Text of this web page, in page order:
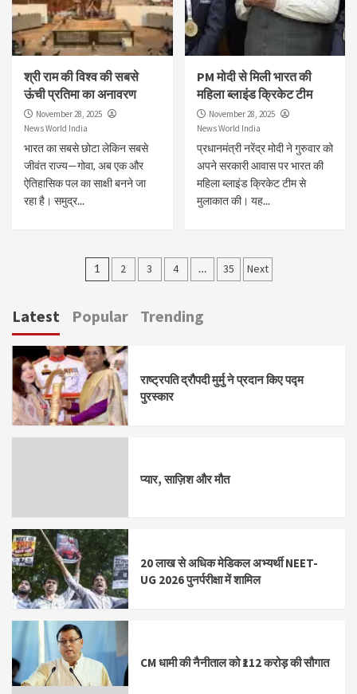
श्री राम की विश्व की सबसे
ऊंची प्रतिमा का अनावरण
November 28, 2025
News World India
भारत का सबसे छोटा लेकिन सबसे
जीवंत राज्य—गोवा, अब एक और
ऐतिहासिक पल का साक्षी बनने जा
रहा है। समुद्र...
PM मोदी से मिली भारत की
महिला ब्लाइंड क्रिकेट टीम
November 28, 2025
News World India
प्रधानमंत्री नरेंद्र मोदी ने गुरुवार को
अपने सरकारी आवास पर भारत की
महिला ब्लाइंड क्रिकेट टीम से
मुलाकात की। यह...
Posts
1 2 3 4 … 35 Next
Latest Popular Trending
राष्ट्रपति द्रौपदी मुर्मु ने प्रदान किए पद्म
पुरस्कार
प्यार, साज़िश और मौत
20 लाख से अधिक मेडिकल अभ्यर्थी NEET-
UG 2026 पुनर्परीक्षा में शामिल
CM धामी की नैनीताल को ₹112 करोड़ की सौगात